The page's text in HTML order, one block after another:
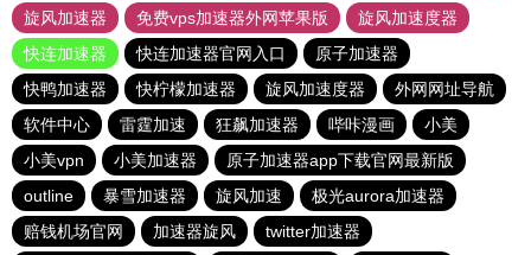
旋风加速器
免费vps加速器外网苹果版
旋风加速度器
快连加速器
快连加速器官网入口
原子加速器
快鸭加速器
快柠檬加速器 旋风加速度器
外网网址导航
软件中心
雷霆加速 狂飙加速器 哔咔漫画
小美
小美vpn
小美加速器
原子加速器app下载官网最新版
outline
暴雪加速器 旋风加速
极光aurora加速器
赔钱机场官网
加速器旋风 twitter加速器